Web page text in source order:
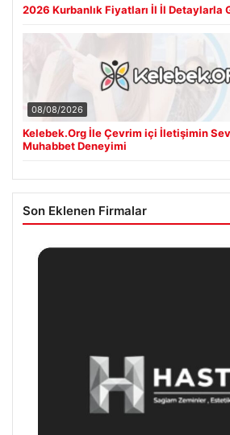
2026 Kurbanlık Fiyatları İl İl Detaylarla
08/08/2026
Kelebek.Org İle Çevrim içi İletişimin
Muhabbet Deneyimi
Son Eklenen Firmalar